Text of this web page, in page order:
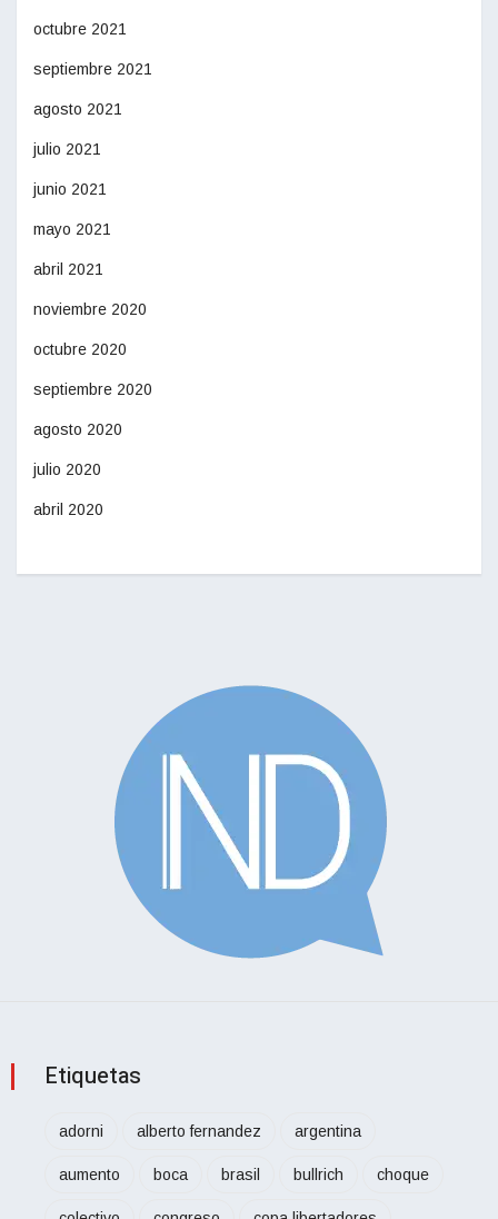
octubre 2021
septiembre 2021
agosto 2021
julio 2021
junio 2021
mayo 2021
abril 2021
noviembre 2020
octubre 2020
septiembre 2020
agosto 2020
julio 2020
abril 2020
Etiquetas
adorni alberto fernandez argentina
aumento boca brasil bullrich choque